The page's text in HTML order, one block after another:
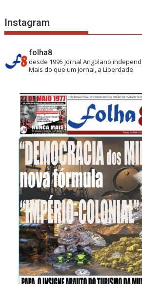
Instagram
folha8
desde 1995 Jornal Angolano
Mais do que um Jornal, a Liberdade.